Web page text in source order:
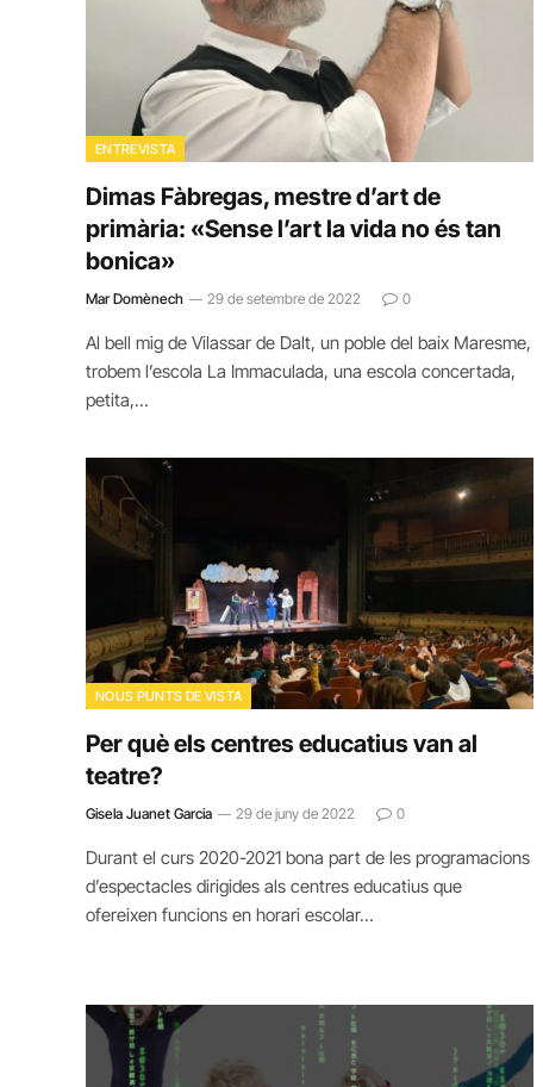
ENTREVISTA
Dimas Fàbregas, mestre d’art de
primària: «Sense l’art la vida no és tan
bonica»
Mar Domènech 29 de setembre de 2022 0
Al bell mig de Vilassar de Dalt, un poble del baix Maresme,
trobem l’escola La Immaculada, una escola concertada,
petita,…
NOUS PUNTS DE VISTA
Per què els centres educatius van al
teatre?
Gisela Juanet Garcia 29 de juny de 2022 0
Durant el curs 2020-2021 bona part de les programacions
d’espectacles dirigides als centres educatius que
ofereixen funcions en horari escolar…